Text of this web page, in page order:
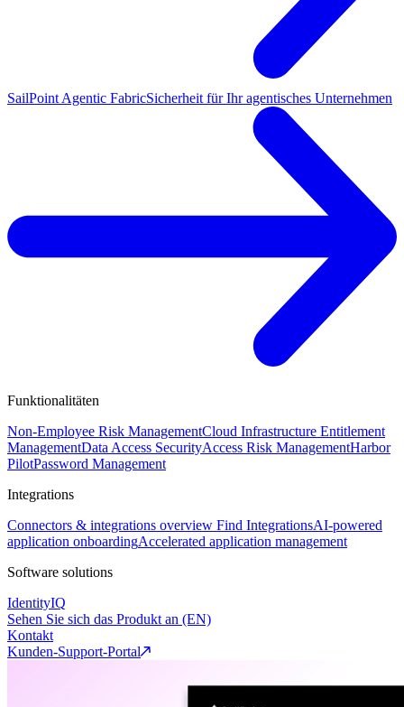
SailPoint Agentic FabricSicherheit für Ihr agentisches Unternehmen
Funktionalitäten
Non-Employee Risk ManagementCloud Infrastructure Entitlement
ManagementData Access SecurityAccess Risk ManagementHarbor
PilotPassword Management
Integrations
Connectors & integrations overview Find IntegrationsAI-powered
application onboardingAccelerated application management
Software solutions
IdentityIQ
Sehen Sie sich das Produkt an (EN)
Kontakt
Kunden-Support-Portal